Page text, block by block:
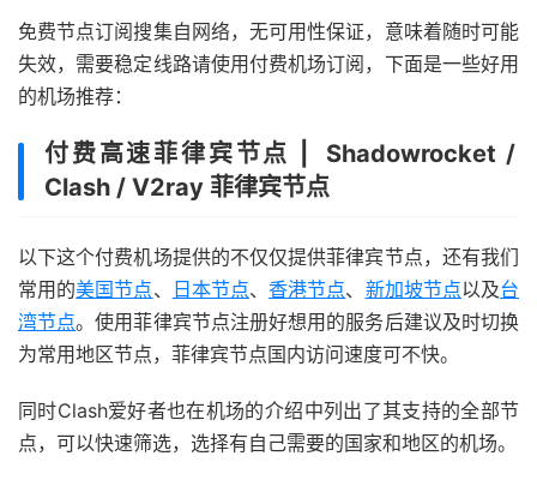
免费节点订阅搜集自网络，无可用性保证，意味着随时可能
失效，需要稳定线路请使用付费机场订阅，下面是一些好用
的机场推荐：
付费高速菲律宾节点 | Shadowrocket /
Clash / V2ray 菲律宾节点
以下这个付费机场提供的不仅仅提供菲律宾节点，还有我们
常用的美国节点、 日本节点、 香港节点、 新加坡节点以及台
湾节点。使用菲律宾节点注册好想用的服务后建议及时切换
为常用地区节点，菲律宾节点国内访问速度可不快。
同时Clash爱好者也在机场的介绍中列出了其支持的全部节
点，可以快速筛选，选择有自己需要的国家和地区的机场。